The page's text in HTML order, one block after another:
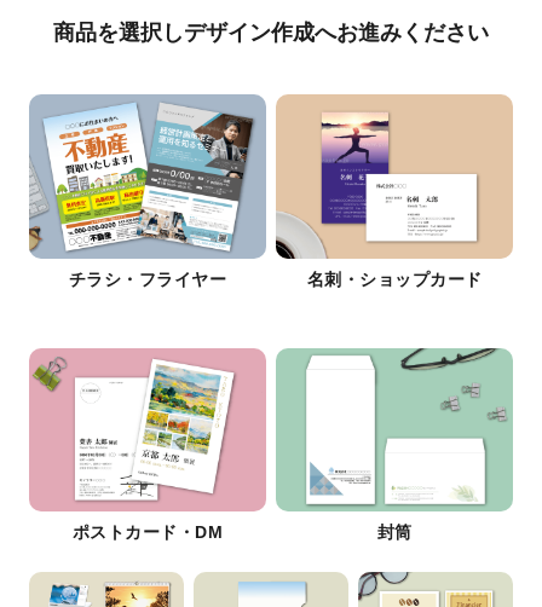
商品を選択しデザイン作成へお進みください
チラシ・フライヤー 名刺・ショップカード
ポストカード・DM 封筒